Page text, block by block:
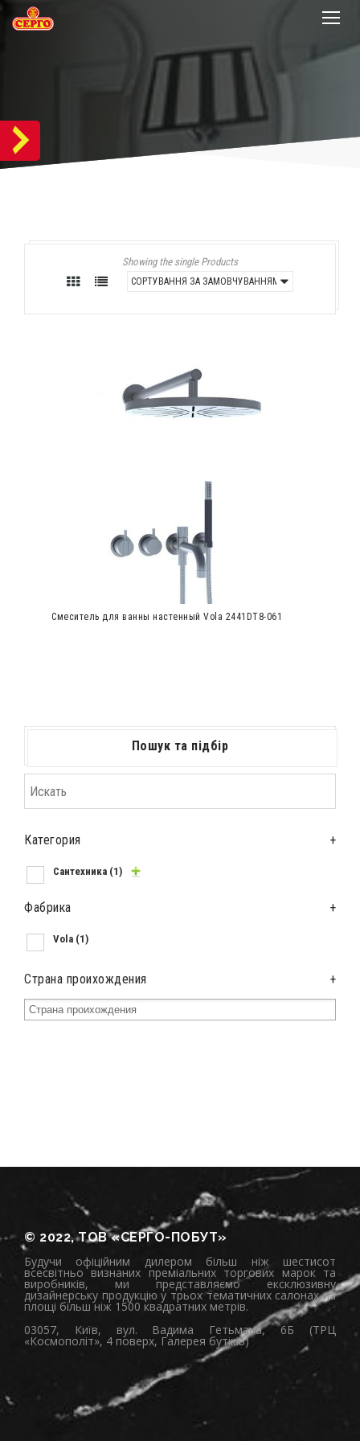
Showing the single Products
Смеситель для ванны настенный Vola 2441DT8-061
Пошук та підбір
Категория +
Сантехника (1)
Фабрика +
Vola (1)
Страна проихождения +
© 2022, ТОВ «СЕРГО-ПОБУТ»
Будучи офіційним дилером більш ніж шестисот
всесвітньо визнаних преміальних торгових марок та
виробників, ми представляємо ексклюзивну
дизайнерську продукцію у трьох тематичних салонах на
площі більш ніж 1500 квадратних метрів.
03057, Київ, вул. Вадима Гетьмана, 6Б (ТРЦ
«Космополіт», 4 поверх, Галерея бутіків)